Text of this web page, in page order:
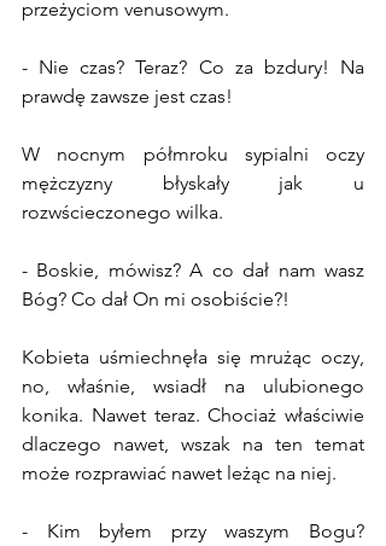
przeżyciom venusowym.
- Nie czas? Teraz? Co za bzdury! Na
prawdę zawsze jest czas!
W nocnym półmroku sypialni oczy
mężczyzny błyskały jak u
rozwścieczonego wilka.
- Boskie, mówisz? A co dał nam wasz
Bóg? Co dał On mi osobiście?!
Kobieta uśmiechnęła się mrużąc oczy,
no, właśnie, wsiadł na ulubionego
konika. Nawet teraz. Chociaż właściwie
dlaczego nawet, wszak na ten temat
może rozprawiać nawet leżąc na niej.
- Kim byłem przy waszym Bogu?